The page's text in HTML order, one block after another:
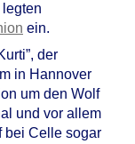
legten
ein.
der
in Hannover
um den Wolf
und vor allem
bei Celle sogar